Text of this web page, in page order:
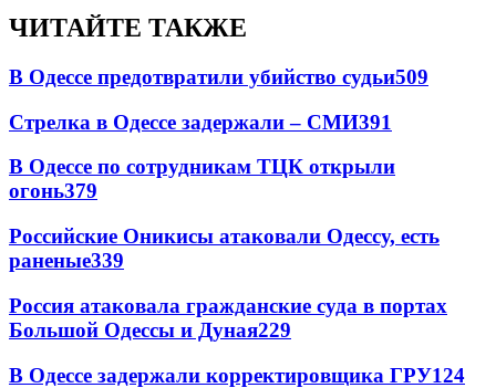
ЧИТАЙТЕ ТАКЖЕ
В Одессе предотвратили убийство судьи509
Стрелка в Одессе задержали – СМИ391
В Одессе по сотрудникам ТЦК открыли
огонь379
Российские Оникисы атаковали Одессу, есть
раненые339
Россия атаковала гражданские суда в портах
Большой Одессы и Дуная229
В Одессе задержали корректировщика ГРУ124